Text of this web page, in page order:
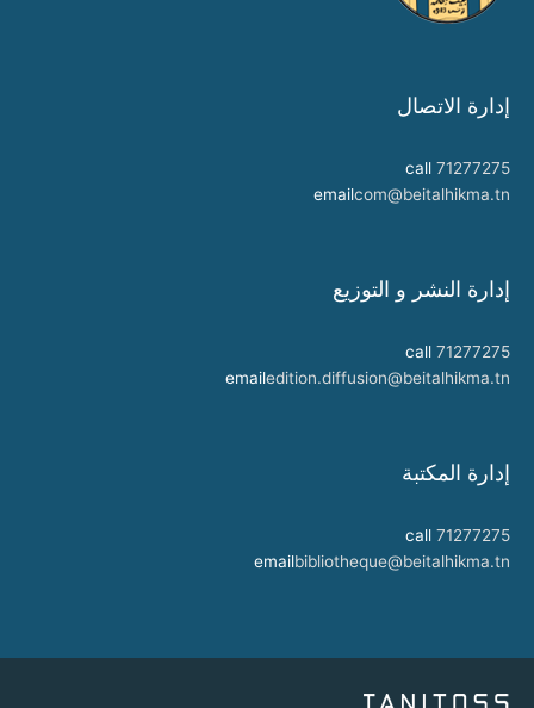
إدارة الاتصال
call 71277275
emailcom@beitalhikma.tn
إدارة النشر و التوزيع
call 71277275
emailedition.diffusion@beitalhikma.tn
إدارة المكتبة
call 71277275
emailbibliotheque@beitalhikma.tn